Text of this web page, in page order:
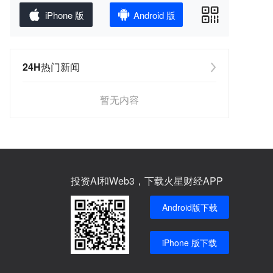
iPhone 版 Android 版
24H热门新闻
暂无内容
投资AI和Web3，下载火星财经APP
Android版下载
iPhone 版下载